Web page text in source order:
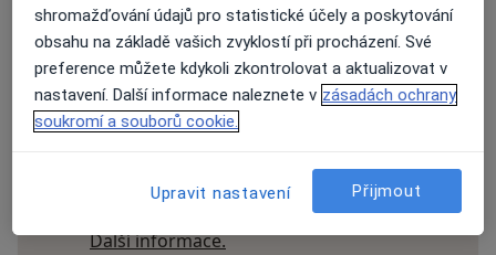
21 názorů
Specialisté nemají možnost zaplatit za
odstranění nebo změnu recenze pacienta.
Další informace.Další informace o názorech
shromažďování údajů pro statistické účely a poskytování
obsahu na základě vašich zvyklostí při procházení. Své
preference můžete kdykoli zkontrolovat a aktualizovat v
nastavení. Další informace naleznete v zásadách ochrany
soukromí a souborů cookie.
Upravit nastavení Přijmout